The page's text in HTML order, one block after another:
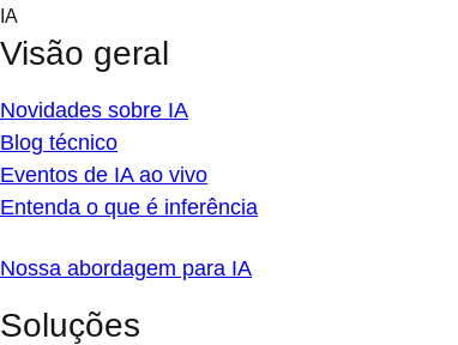
Skip
content
IA
Visão geral
Novidades sobre IA
Blog técnico
Eventos de IA ao vivo
Entenda o que é inferência
Nossa abordagem para IA
Soluções